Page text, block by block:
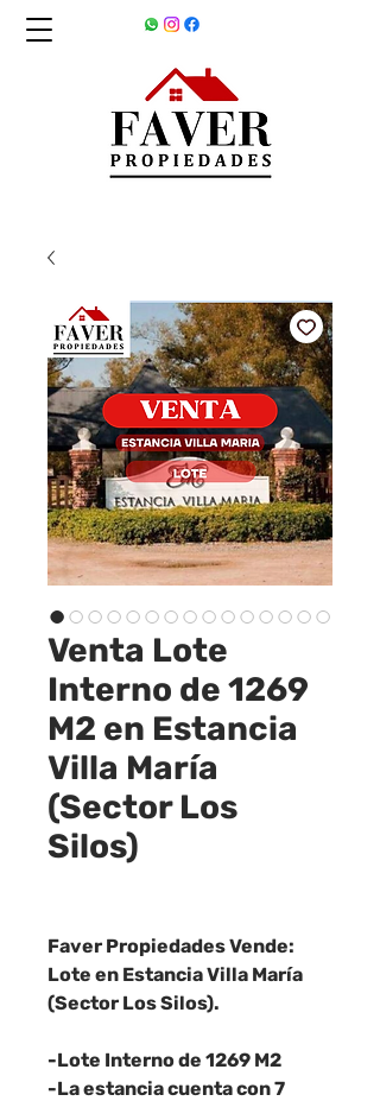
Venta Lote
Interno de 1269
M2 en Estancia
Villa María
(Sector Los
Silos)
Faver Propiedades Vende:
Lote en Estancia Villa María
(Sector Los Silos).
-Lote Interno de 1269 M2
-La estancia cuenta con 7